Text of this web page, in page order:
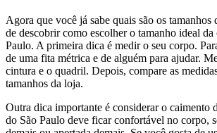
Agora que você já sabe quais são os tamanhos
de descobrir como escolher o tamanho ideal da
Paulo. A primeira dica é medir o seu corpo.
de uma fita métrica e de alguém para ajudar.
cintura e o quadril. Depois, compare as
tamanhos da loja.
Outra dica importante é considerar o caimento
do São Paulo deve ficar confortável no corpo,